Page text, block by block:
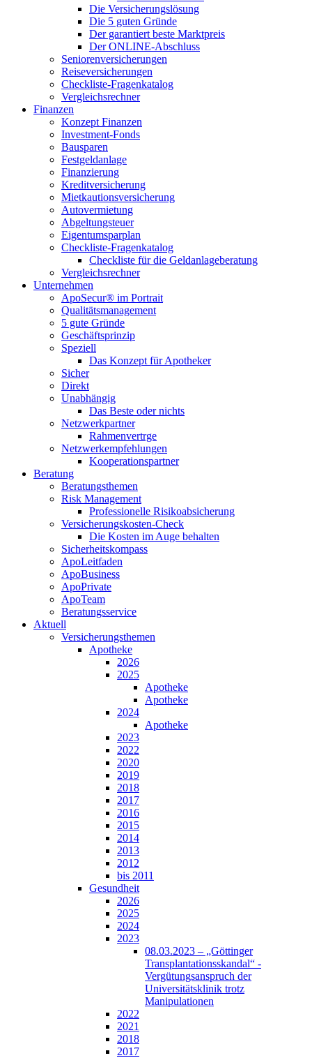
Die Versicherungslösung
Die 5 guten Gründe
Der garantiert beste Marktpreis
Der ONLINE-Abschluss
Seniorenversicherungen
Reiseversicherungen
Checkliste-Fragenkatalog
Vergleichsrechner
Finanzen
Konzept Finanzen
Investment-Fonds
Bausparen
Festgeldanlage
Finanzierung
Kreditversicherung
Mietkautionsversicherung
Autovermietung
Abgeltungsteuer
Eigentumsparplan
Checkliste-Fragenkatalog
Checkliste für die Geldanlageberatung
Vergleichsrechner
Unternehmen
ApoSecur® im Portrait
Qualitätsmanagement
5 gute Gründe
Geschäftsprinzip
Speziell
Das Konzept für Apotheker
Sicher
Direkt
Unabhängig
Das Beste oder nichts
Netzwerkpartner
Rahmenvertrge
Netzwerkempfehlungen
Kooperationspartner
Beratung
Beratungsthemen
Risk Management
Professionelle Risikoabsicherung
Versicherungskosten-Check
Die Kosten im Auge behalten
Sicherheitskompass
ApoLeitfaden
ApoBusiness
ApoPrivate
ApoTeam
Beratungsservice
Aktuell
Versicherungsthemen
Apotheke
2026
2025
Apotheke
Apotheke
2024
Apotheke
2023
2022
2020
2019
2018
2017
2016
2015
2014
2013
2012
bis 2011
Gesundheit
2026
2025
2024
2023
08.03.2023 – „Göttinger
Transplantationsskandal“ -
Vergütungsanspruch der
Universitätsklinik trotz
Manipulationen
2022
2021
2018
2017